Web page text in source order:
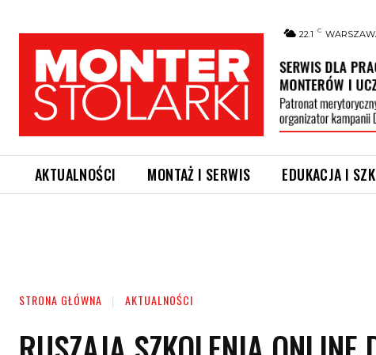
22.1 C
AKTUALNOŚCI MONTAŻ I SERWIS EDUKACJA I
STRONA GŁÓWNA AKTUALNOŚCI